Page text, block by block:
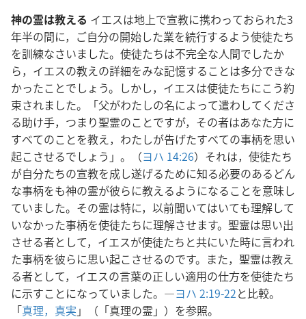
神の霊は教える
年半の間に，ご自分の開始した業を続行するよう使徒たち
を訓練なさいました。使徒たちは不完全な人間でしたか
ら，イエスの教えの詳細をみな記憶することは多分できな
かったことでしょう。しかし，イエスは使徒たちにこう約
束されました。「父がわたしの名によって遣わしてくださ
る助け手，つまり聖霊のことですが，その者はあなた方に
すべてのことを教え，わたしが告げたすべての事柄を思い
起こさせるでしょう」。（ヨハ 14:26）それは，使徒たち
が自分たちの宣教を成し遂げるために知る必要のあるどん
な事柄をも神の霊が彼らに教えるようになることを意味し
ていました。その霊は特に，以前聞いてはいても理解して
いなかった事柄を使徒たちに理解させます。聖霊は思い出
させる者として，イエスが使徒たちと共にいた時に言われ
た事柄を彼らに思い起こさせるのです。また，聖霊は教え
る者として，イエスの言葉の正しい適用の仕方を使徒たち
に示すことになっていました。―ヨハ 2:19-22と比較。
「真理，真実 」（「真理の霊」）を参照。